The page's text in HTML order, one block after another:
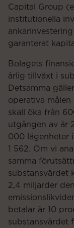
Capital Group
institutionella
garanterat
Bolagets
årlig tillväxt i
Detsamma
operativa
skall öka från
utgången av år
000 lägenheter
1 562. Om vi
samma
substansvärdet
2,4 miljarder
betalar är 10
substansvärdet